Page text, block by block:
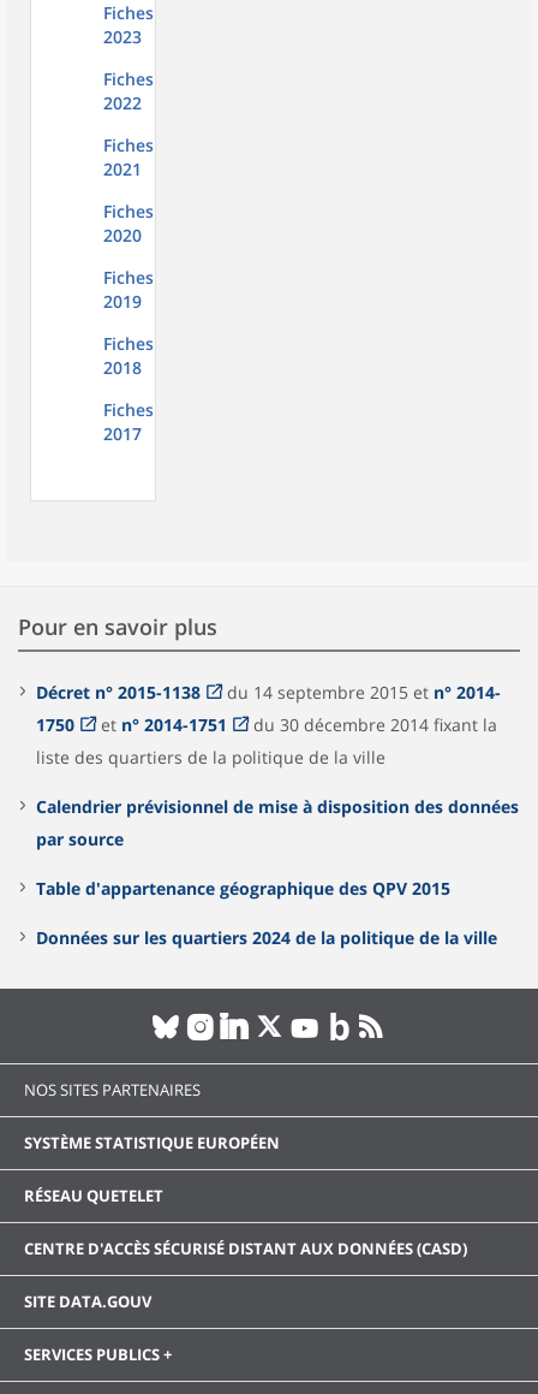
Fiches
2023
Fiches
2022
Fiches
2021
Fiches
2020
Fiches
2019
Fiches
2018
Fiches
2017
Pour en savoir plus
Décret n° 2015-1138 du 14 septembre 2015 et n° 2014-
1750
et n° 2014-1751
du 30 décembre 2014 fixant la
liste des quartiers de la politique de la ville
Calendrier prévisionnel de mise à disposition des données
par source
Table d'appartenance géographique des QPV 2015
Données sur les quartiers 2024 de la politique de la ville
NOS SITES PARTENAIRES
SYSTÈME STATISTIQUE EUROPÉEN
RÉSEAU QUETELET
CENTRE D'ACCÈS SÉCURISÉ DISTANT AUX DONNÉES (CASD)
SITE DATA.GOUV
SERVICES PUBLICS +